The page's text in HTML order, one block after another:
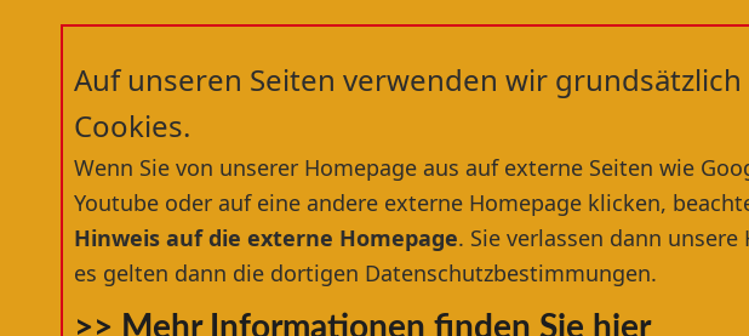
dem nördlichsten
Auf unseren Seiten verwenden wir grundsätzlich
Cookies.
Wenn Sie von unserer Homepage aus auf externe Seiten wie
Youtube oder auf eine andere externe Homepage klicken,
Hinweis auf die externe Homepage. Sie verlassen dann
es gelten dann die dortigen Datenschutzbestimmungen.
>> Mehr Informationen finden Sie hier